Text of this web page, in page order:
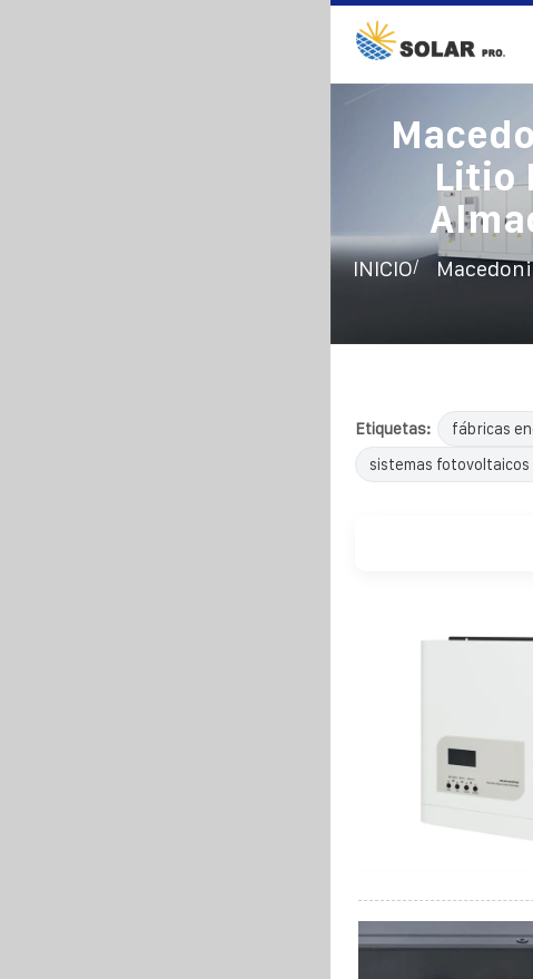
Litio
INICIO/
Etiquetas: fábricas
sistemas